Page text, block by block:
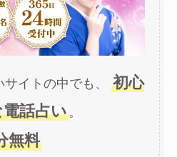
イトの中でも、 初心
話占い。
無料